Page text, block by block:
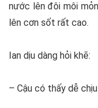
nước lên đôi môi
lên cơn sốt rất cao.
Ian dịu dàng hỏi khẽ:
– Cậu có thấy dễ